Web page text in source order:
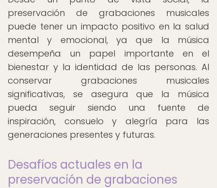
preservación de grabaciones musicales
puede tener un impacto positivo en la salud
mental y emocional, ya que la música
desempeña un papel importante en el
bienestar y la identidad de las personas. Al
conservar grabaciones musicales
significativas, se asegura que la música
pueda seguir siendo una fuente de
inspiración, consuelo y alegría para las
generaciones presentes y futuras.
Desafíos actuales en la
preservación de grabaciones